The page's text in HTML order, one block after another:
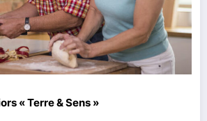
« Terre & Sens »